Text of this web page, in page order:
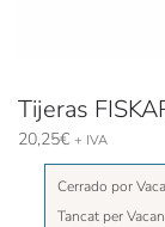
Tijeras
20,25€ + IVA
Cerrado por
Tancat per